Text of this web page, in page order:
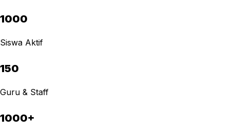
1000
Siswa Aktif
150
Guru & Staff
1000+